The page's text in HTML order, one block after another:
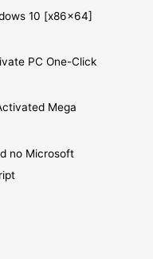
10 [x86x64]
PC One-Click
Mega
no Microsoft